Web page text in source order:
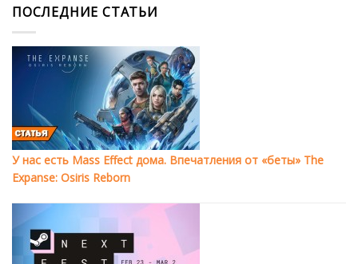
ПОСЛЕДНИЕ СТАТЬИ
У нас есть Mass Effect дома. Впечатления от «беты» The
Expanse: Osiris Reborn